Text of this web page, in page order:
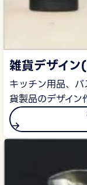
雑貨デザイ
キッチン用品、
貨製品のデザイン